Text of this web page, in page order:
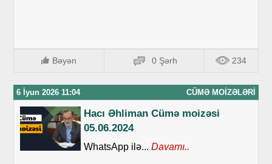
Bəyən 0 Şərh 234
6 İyun 2026 11:04 CÜMƏ MOIZƏLƏRI
Hacı Əhliman Cümə moizəsi
05.06.2024
WhatsApp ilə... Davamı..